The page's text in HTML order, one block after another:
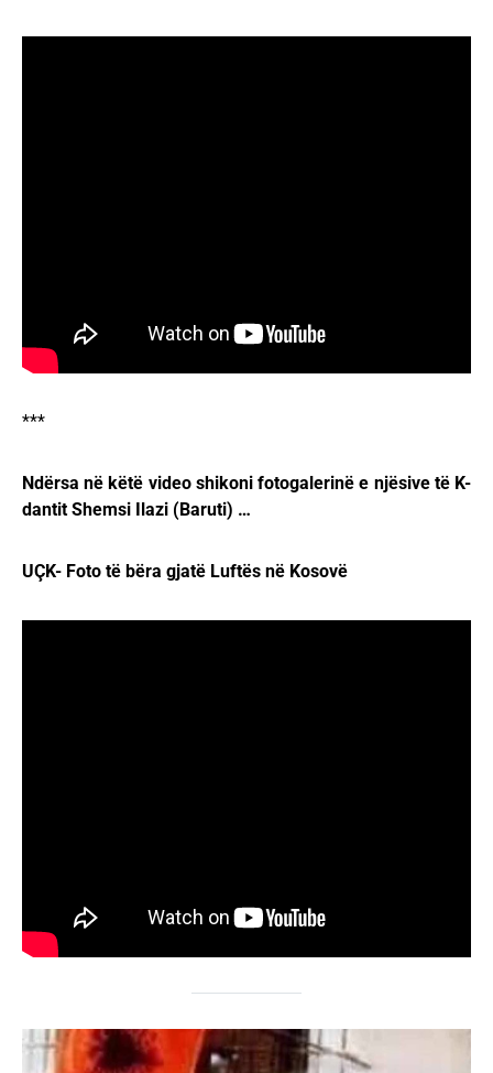
***
Ndërsa në këtë video shikoni fotogalerinë e njësive të K-
dantit Shemsi Ilazi (Baruti) …
UÇK- Foto të bëra gjatë Luftës në Kosovë